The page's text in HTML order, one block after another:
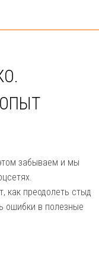
забываем и мы
как преодолеть стыд
ошибки в полезные